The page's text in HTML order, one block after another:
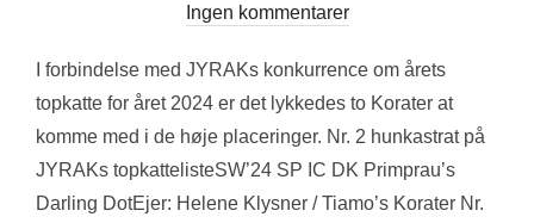
d.
Ingen kommentarer
I forbindelse med JYRAKs konkurrence om årets
topkatte for året 2024 er det lykkedes to Korater at
komme med i de høje placeringer. Nr. 2 hunkastrat på
JYRAKs topkattelisteSW’24 SP IC DK Primprau’s
Darling DotEjer: Helene Klysner / Tiamo’s Korater Nr.